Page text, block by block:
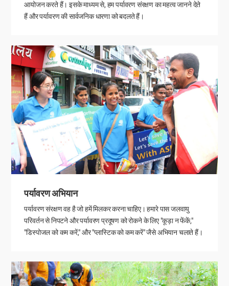
आयोजन करते हैं। इसके माध्यम से, हम पर्यावरण संरक्षण का महत्व जानने देते
हैं और पर्यावरण की सार्वजनिक धारणा को बदलते हैं।
पर्यावरण अभियान
पर्यावरण संरक्षण वह है जो हमें मिलकर करना चाहिए। हमारे पास जलवायु
परिवर्तन से निपटने और पर्यावरण प्रदूषण को रोकने के लिए "कूड़ा न फेंकें,"
"डिस्पोजल को कम करें," और "प्लास्टिक को कम करें" जैसे अभियान चलाते हैं।